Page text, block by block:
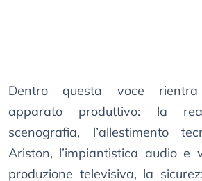
Dentro questa voce
apparato produttivo: la
scenografia, l’allestimento
Ariston, l’impiantistica audio e
produzione televisiva, la